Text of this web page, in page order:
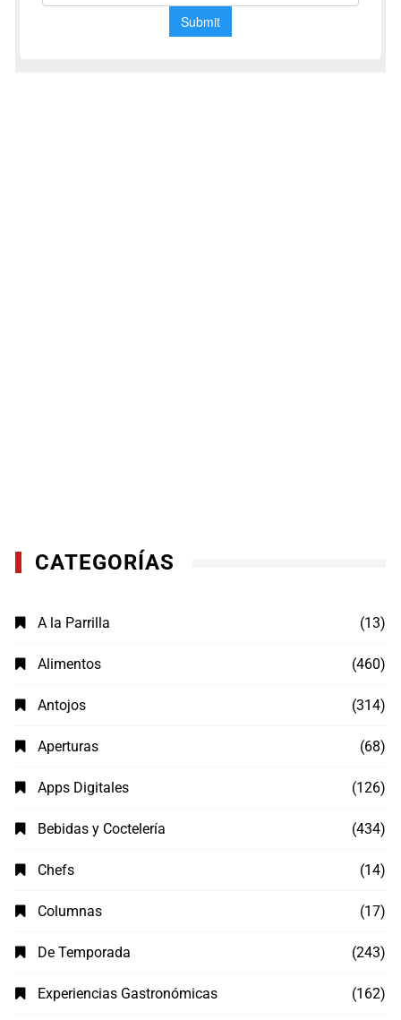
CATEGORÍAS
A la Parrilla (13)
Alimentos (460)
Antojos (314)
Aperturas (68)
Apps Digitales (126)
Bebidas y Coctelería (434)
Chefs (14)
Columnas (17)
De Temporada (243)
Experiencias Gastronómicas (162)